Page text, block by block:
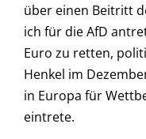
über einen Beitritt
ich für die AfD
Euro zu retten,
Henkel im
in Europa für
eintrete.